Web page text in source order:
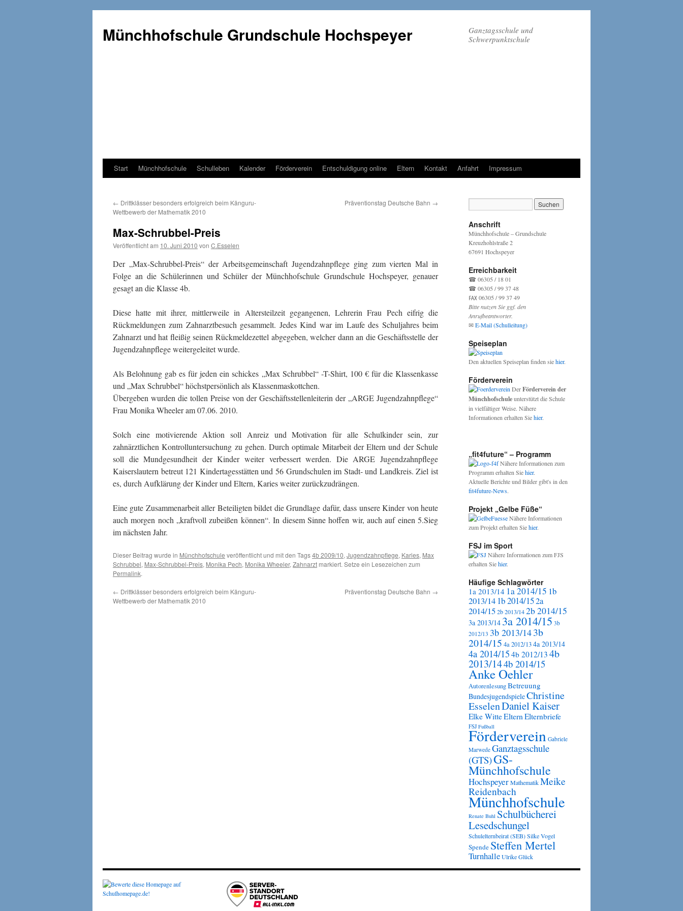
Münchhofschule Grundschule Hochspeyer
Ganztagsschule und
Schwerpunktschule
Weiter
Content
Start Münchhofschule Schulleben Kalender Förderverein Entschuldigung online Eltern Kontakt Anfahrt Impressum
← Drittklässer besonders erfolgreich beim Känguru-
Wettbewerb der Mathematik 2010
Präventionstag Deutsche Bahn →
Max-Schrubbel-Preis
Veröffentlicht am 10. Juni 2010 von C.Esselen
Der „Max-Schrubbel-Preis“ der Arbeitsgemeinschaft Jugendzahnpflege ging zum vierten Mal in
Folge an die Schülerinnen und Schüler der Münchhofschule Grundschule Hochspeyer, genauer
gesagt an die Klasse 4b.
Diese hatte mit ihrer, mittlerweile in Altersteilzeit gegangenen, Lehrerin Frau Pech eifrig die
Rückmeldungen zum Zahnarztbesuch gesammelt. Jedes Kind war im Laufe des Schuljahres beim
Zahnarzt und hat fleißig seinen Rückmeldezettel abgegeben, welcher dann an die Geschäftsstelle der
Jugendzahnpflege weitergeleitet wurde.
Als Belohnung gab es für jeden ein schickes „Max Schrubbel“ -T-Shirt, 100 € für die Klassenkasse
und „Max Schrubbel“ höchstpersönlich als Klassenmaskottchen.
Übergeben wurden die tollen Preise von der Geschäftsstellenleiterin der „ARGE Jugendzahnpflege“
Frau Monika Wheeler am 07.06. 2010.
Solch eine motivierende Aktion soll Anreiz und Motivation für alle Schulkinder sein, zur
zahnärztlichen Kontrolluntersuchung zu gehen. Durch optimale Mitarbeit der Eltern und der Schule
soll die Mundgesundheit der Kinder weiter verbessert werden. Die ARGE Jugendzahnpflege
Kaiserslautern betreut 121 Kindertagesstätten und 56 Grundschulen im Stadt- und Landkreis. Ziel ist
es, durch Aufklärung der Kinder und Eltern, Karies weiter zurückzudrängen.
Eine gute Zusammenarbeit aller Beteiligten bildet die Grundlage dafür, dass unsere Kinder von heute
auch morgen noch „kraftvoll zubeißen können“. In diesem Sinne hoffen wir, auch auf einen 5.Sieg
im nächsten Jahr.
Dieser Beitrag wurde in Münchhofschule veröffentlicht und mit den Tags4b 2009/10, Jugendzahnpflege, Karies, Max
Schrubbel, Max-Schrubbel-Preis, Monika Pech, Monika Wheeler, Zahnarzt markiert. Setze ein Lesezeichen zum
Permalink.
← Drittklässer besonders erfolgreich beim Känguru-
Wettbewerb der Mathematik 2010
Präventionstag Deutsche Bahn →
Anschrift
Münchhofschule – Grundschule
Kreuzhohlstraße 2
67691 Hochspeyer
Erreichbarkeit
☎ 06305 / 18 01
☎ 06305 / 99 37 48
℻ 06305 / 99 37 49
Bitte nutzen Sie ggf. den
Anrufbeantworter.
✉E-Mail (Schulleitung)
Speiseplan
Den aktuellen Speiseplan finden siehier.
Förderverein
DerFörderverein der
Münchhofschuleunterstützt die Schule
in vielfältiger Weise. Nähere
Informationen erhalten Siehier.
„fit4future“ – Programm
Nähere Informationen zum
Programm erhalten Siehier.
Aktuelle Berichte und Bilder gibt's in den
fit4future-News.
Projekt „Gelbe Füße“
Nähere Informationen
zum Projekt erhalten Siehier.
FSJ im Sport
Nähere Informationen zum FJS
erhalten Siehier.
Häufige Schlagwörter
1a 2013/14 1a 2014/15 1b
2013/14 1b 2014/152a
2014/152b 2013/142b 2014/15
3a 2013/14 3a 2014/15 3b
2012/13 3b 2013/143b
2014/15 4a 2012/134a 2013/14
4a 2014/15 4b 2012/13 4b
2013/144b 2014/15
Anke Oehler
AutorenlesungBetreuung
BundesjugendspieleChristine
EsselenDaniel Kaiser
Elke WitteEltern Elternbriefe
FSJ Fußball
Förderverein Gabriele
Marwede Ganztagsschule
(GTS)GS-
Münchhofschule
HochspeyerMathematikMeike
Reidenbach
Münchhofschule
Renate Buhl Schulbücherei
Lesedschungel
Schulelternbeirat (SEB)Silke Vogel
Spende Steffen Mertel
TurnhalleUlrike Glück